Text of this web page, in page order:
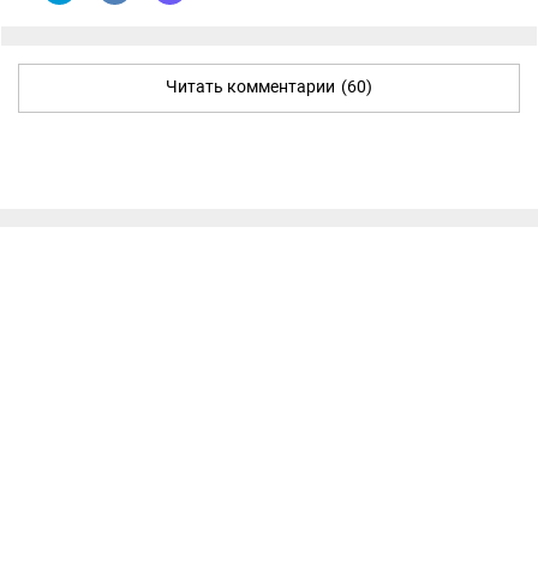
Читать комментарии (60)